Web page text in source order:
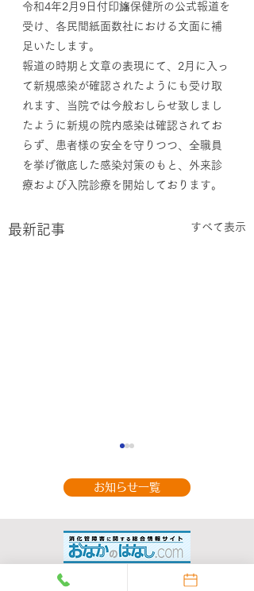
令和4年2月9日付印旛保健所の公式報道を
受け、各民間紙面数社における文面に補
足いたします。
報道の時期と文章の表現にて、2月に入っ
て新規感染が確認されたようにも受け取
れます、当院では今般おしらせ致しまし
たように新規の院内感染は確認されてお
らず、患者様の安全を守りつつ、全職員
を挙げ徹底した感染対策のもと、外来診
療および入院診療を開始しております。
最新記事 すべて表示
整形外科（手の外科専
9
お知らせ一覧